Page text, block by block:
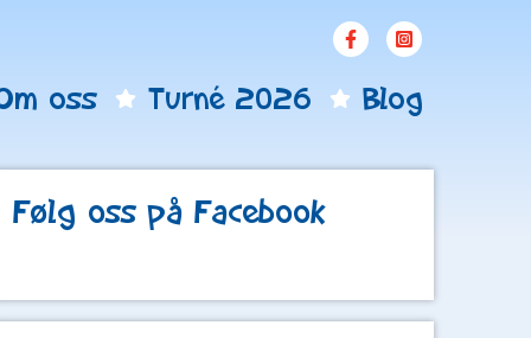
oss Turné 2026 Blog
Følg oss på Facebook